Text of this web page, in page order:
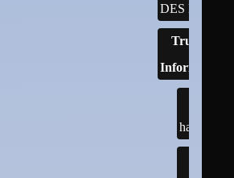
DES
Trucs
hacking